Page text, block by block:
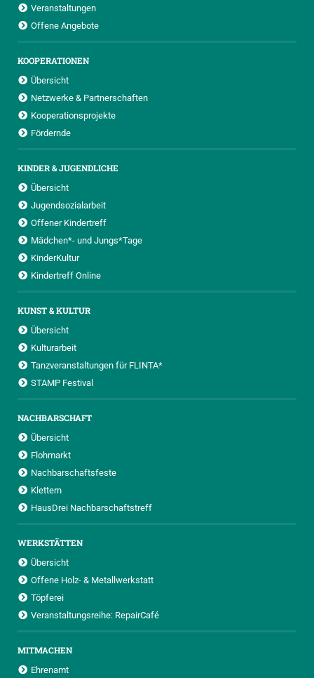
Veranstaltungen
Offene Angebote
KOOPERATIONEN
Übersicht
Netzwerke & Partnerschaften
Kooperationsprojekte
Fördernde
KINDER & JUGENDLICHE
Übersicht
Jugendsozialarbeit
Offener Kindertreff
Mädchen*- und Jungs*Tage
KinderKultur
Kindertreff Online
KUNST & KULTUR
Übersicht
Kulturarbeit
Tanzveranstaltungen für FLINTA*
STAMP Festival
NACHBARSCHAFT
Übersicht
Flohmarkt
Nachbarschaftsfeste
Klettern
HausDrei Nachbarschaftstreff
WERKSTÄTTEN
Übersicht
Offene Holz- & Metallwerkstatt
Töpferei
Veranstaltungsreihe: RepairCafé
MITMACHEN
Ehrenamt